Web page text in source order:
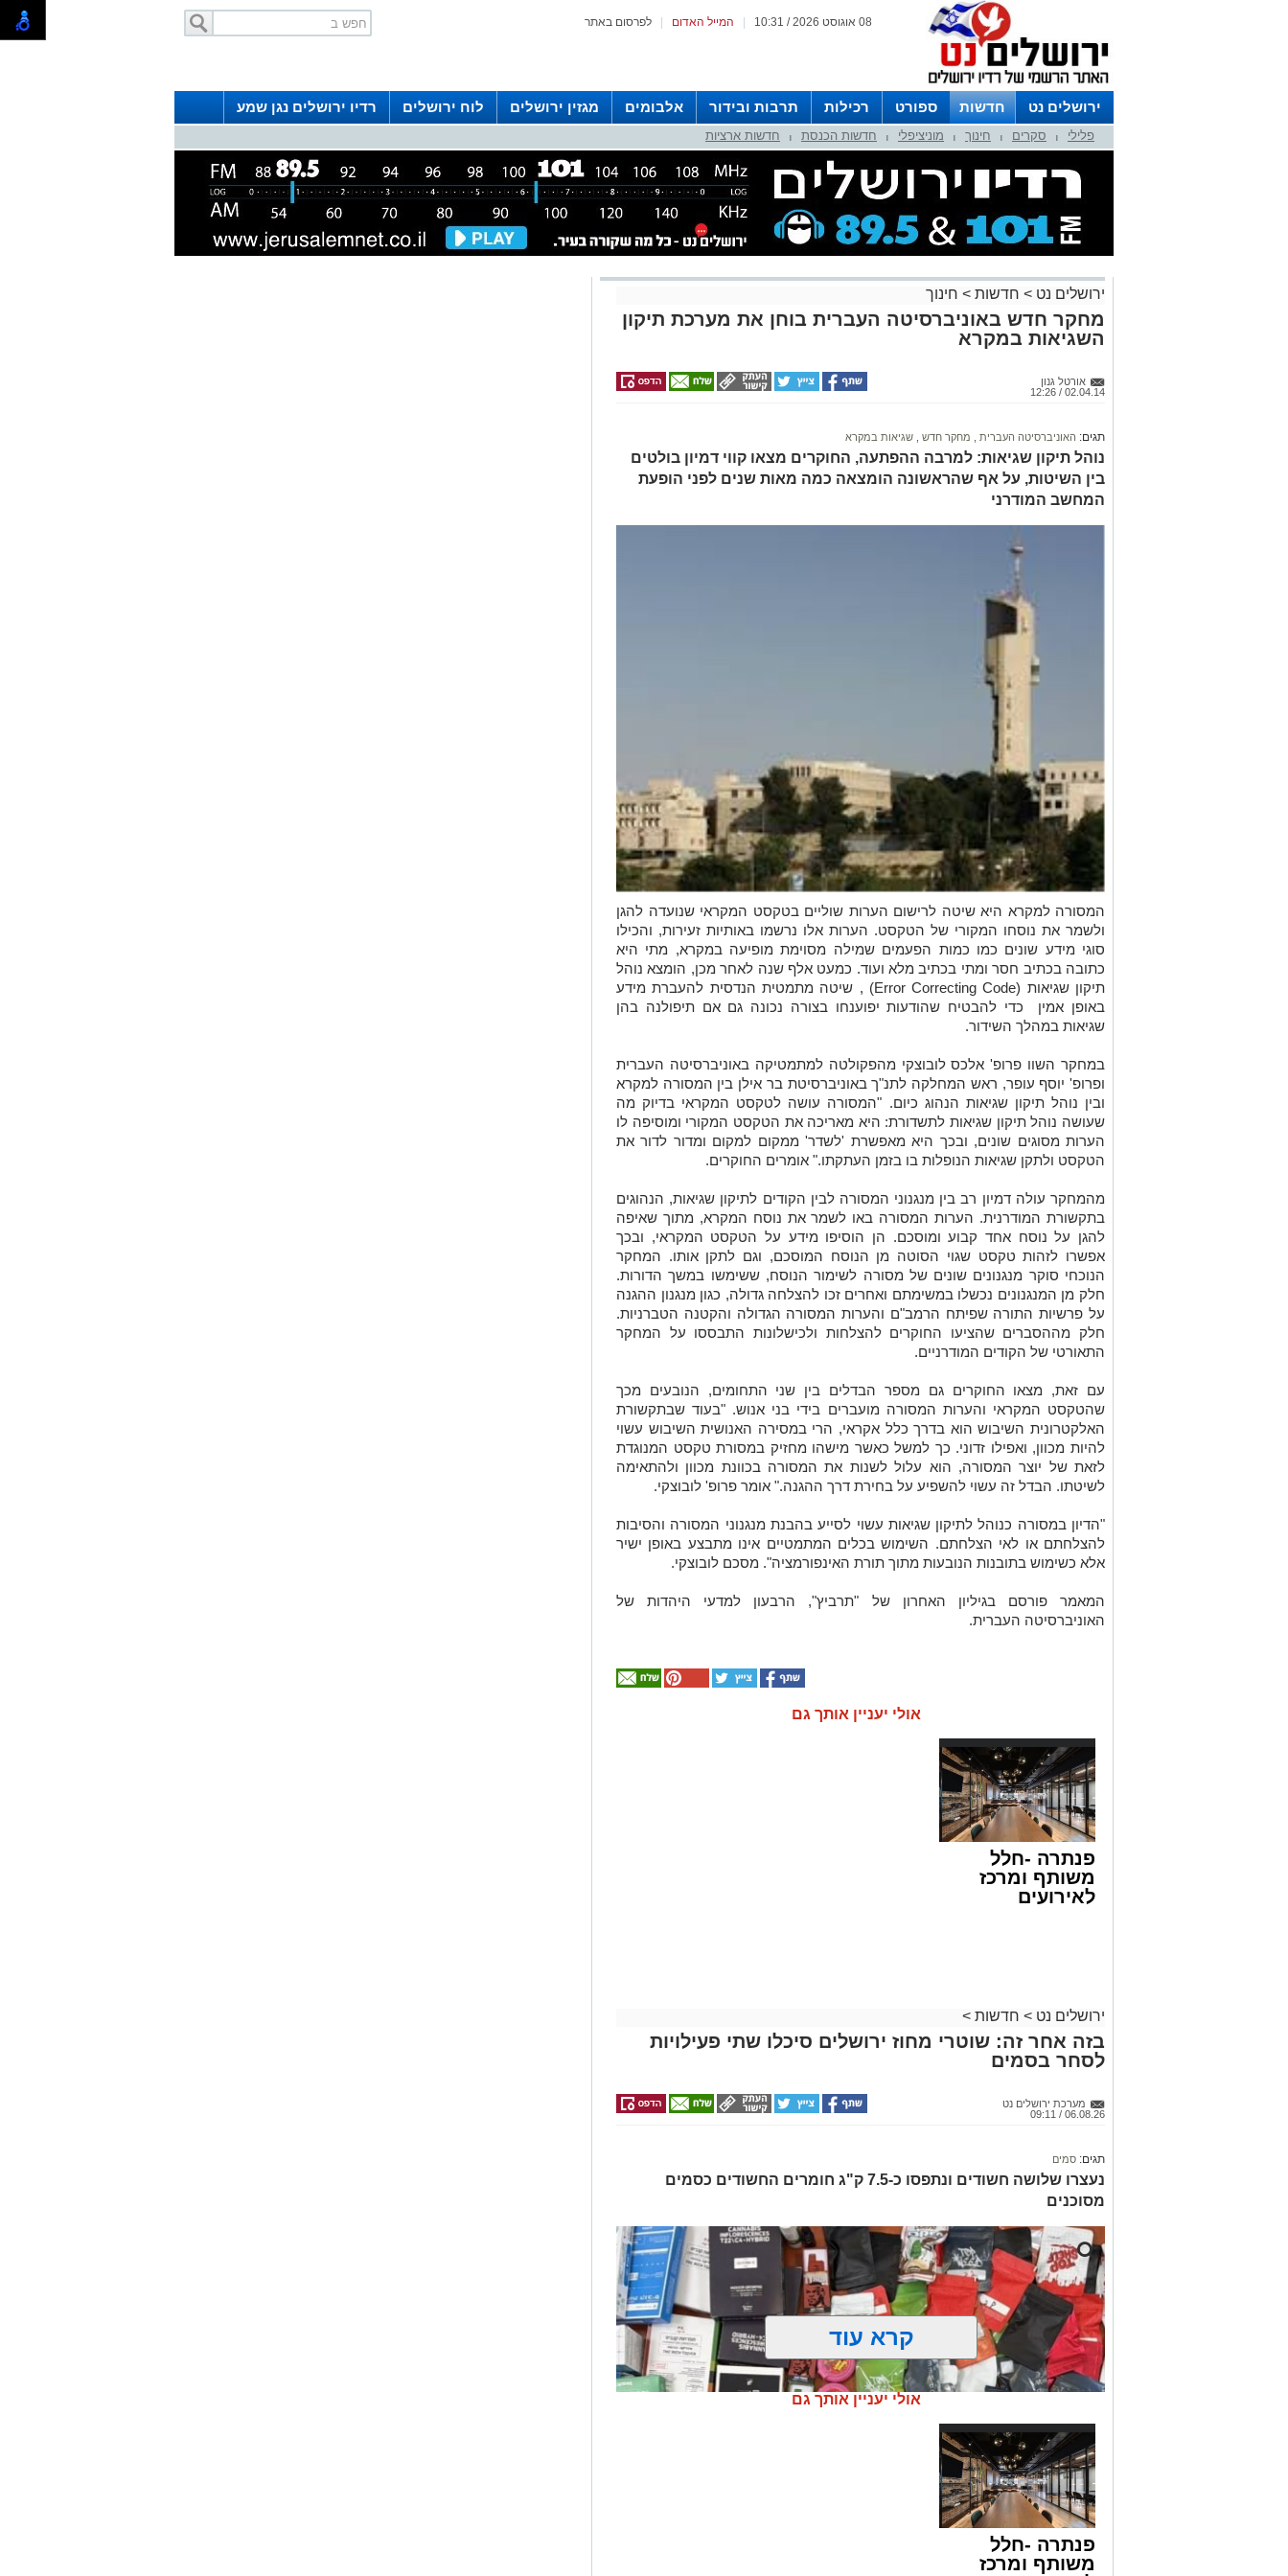
לפרסום באתר המייל האדום 08 אוגוסט 2026 / 10:31
ירושלים נט חדשות ספורט רכילות תרבות ובידור אלבומים מגזין ירושלים לוח ירושלים
רדיו ירושלים נגן שמע
לפרסום ברדיו צרו קשר
לוח שדורים רדיו ירושלים פלילי סקרים חינוך מוניציפלי חדשות הכנסת חדשות ארציות
ירושלים נט > חדשות > חינוך
מחקר חדש באוניברסיטה העברית בוחן את מערכת תיקון
השגיאות במקרא
אורטל גנון
02.04.14 / 12:26
תגים: האוניברסיטה העברית מחקר חדש שגיאות במקרא
נוהל תיקון שגיאות: למרבה ההפתעה, החוקרים מצאו קווי דמיון בולטים
בין השיטות, על אף שהראשונה הומצאה כמה מאות שנים לפני הופעת
המחשב המודרני
המסורה למקרא היא שיטה לרישום הערות שוליים בטקסט המקראי שנועדה להגן
ולשמר את נוסחו המקורי של הטקסט. הערות אלו נרשמו באותיות זעירות, והכילו
סוגי מידע שונים כמו כמות הפעמים שמילה מסוימת מופיעה במקרא, מתי היא
כתובה בכתיב חסר ומתי בכתיב מלא ועוד. כמעט אלף שנה לאחר מכן, הומצא נוהל
תיקון שגיאות (Error Correcting Code) , שיטה מתמטית הנדסית להעברת מידע
באופן אמין כדי להבטיח שהודעות יפוענחו בצורה נכונה גם אם תיפולנה בהן
שגיאות במהלך השידור.
במחקר השוו פרופ' אלכס לובוצקי מהפקולטה למתמטיקה באוניברסיטה העברית
ופרופ' יוסף עופר, ראש המחלקה לתנ"ך באוניברסיטת בר אילן בין המסורה למקרא
ובין נוהל תיקון שגיאות הנהוג כיום. "המסורה עושה לטקסט המקראי בדיוק מה
שעושה נוהל תיקון שגיאות לתשדורת: היא מאריכה את הטקסט המקורי ומוסיפה לו
הערות מסוגים שונים, ובכך היא מאפשרת 'לשדר' ממקום למקום ומדור לדור את
הטקסט ולתקן שגיאות הנופלות בו בזמן העתקתו." אומרים החוקרים.
מהמחקר עולה דמיון רב בין מנגנוני המסורה לבין הקודים לתיקון שגיאות, הנהוגים
בתקשורת המודרנית. הערות המסורה באו לשמר את נוסח המקרא, מתוך שאיפה
להגן על נוסח אחד קבוע ומוסכם. הן הוסיפו מידע על הטקסט המקראי, ובכך
אפשרו לזהות טקסט שגוי הסוטה מן הנוסח המוסכם, וגם לתקן אותו. המחקר
הנוכחי סוקר מנגנונים שונים של מסורה לשימור הנוסח, ששימשו במשך הדורות.
חלק מן המנגנונים נכשלו במשימתם ואחרים זכו להצלחה גדולה, כגון מנגנון ההגנה
על פרשיות התורה שפיתח הרמב"ם והערות המסורה הגדולה והקטנה הטברניות.
חלק מההסברים שהציעו החוקרים להצלחות ולכישלונות התבססו על המחקר
התאורטי של הקודים המודרניים.
עם זאת, מצאו החוקרים גם מספר הבדלים בין שני התחומים, הנובעים מכך
שהטקסט המקראי והערות המסורה מועברים בידי בני אנוש. "בעוד שבתקשורת
האלקטרונית השיבוש הוא בדרך כלל אקראי, הרי במסירה האנושית השיבוש עשוי
להיות מכוון, ואפילו זדוני. כך למשל כאשר מישהו מחזיק במסורת טקסט המנוגדת
לזאת של יוצר המסורה, הוא עלול לשנות את המסורה בכוונת מכוון ולהתאימה
לשיטתו. הבדל זה עשוי להשפיע על בחירת דרך ההגנה." אומר פרופ' לובוצקי.
"הדיון במסורה כנוהל לתיקון שגיאות עשוי לסייע בהבנת מנגנוני המסורה והסיבות
להצלחתם או לאי הצלחתם. השימוש בכלים המתמטיים אינו מתבצע באופן ישיר
אלא כשימוש בתובנות הנובעות מתוך תורת האינפורמציה". מסכם לובוצקי.
המאמר פורסם בגיליון האחרון של "תרביץ", הרבעון למדעי היהדות של
האוניברסיטה העברית.
אולי יעניין אותך גם
פנתרה -חלל
משותף ומרכז
לאירועים
ירושלים נט > חדשות >
בזה אחר זה: שוטרי מחוז ירושלים סיכלו שתי פעילויות
לסחר בסמים
מערכת ירושלים נט
06.08.26 / 09:11
תגים: סמים
נעצרו שלושה חשודים ונתפסו כ-7.5 ק"ג חומרים החשודים כסמים
מסוכנים
קרא עוד
אולי יעניין אותך גם
פנתרה -חלל
משותף ומרכז